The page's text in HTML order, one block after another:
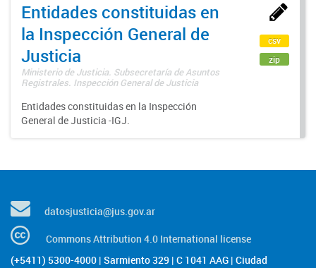
Entidades constituidas en
la Inspección General de
Justicia
Ministerio de Justicia. Subsecretaría de Asuntos
Registrales. Inspección General de Justicia
Entidades constituidas en la Inspección
General de Justicia -IGJ.
csv
zip
datosjusticia@jus.gov.ar
Commons Attribution 4.0 International license
(+5411) 5300-4000 | Sarmiento 329 | C 1041 AAG | Ciudad